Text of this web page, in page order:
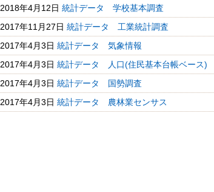
2018年4月12日 統計データ 学校基本調査
2017年11月27日 統計データ 工業統計調査
2017年4月3日 統計データ 気象情報
2017年4月3日 統計データ 人口(住民基本台帳ベース)
2017年4月3日 統計データ 国勢調査
2017年4月3日 統計データ 農林業センサス